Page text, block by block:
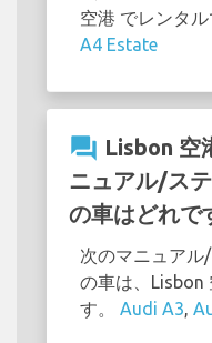
空港 でレンタル
A4 Estate
question_answer Lisbon 空
ニュアル/ス
の車はどれで
次のマニュアル
の車は、Lisbon
す。 Audi A3